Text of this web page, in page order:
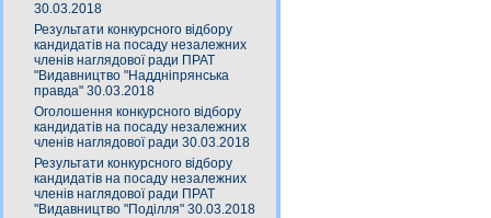
30.03.2018
Результати конкурсного відбору
кандидатів на посаду незалежних
членів наглядової ради ПРАТ
"Видавництво "Наддніпрянська
правда" 30.03.2018
Оголошення конкурсного відбору
кандидатів на посаду незалежних
членів наглядової ради 30.03.2018
Результати конкурсного відбору
кандидатів на посаду незалежних
членів наглядової ради ПРАТ
"Видавництво "Поділля" 30.03.2018